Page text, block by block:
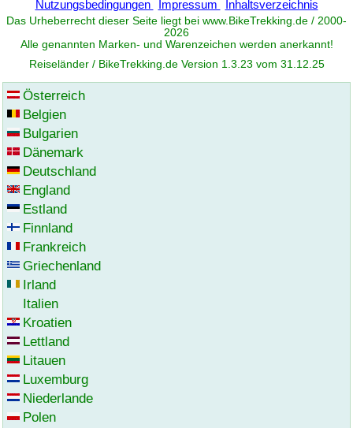
Nutzungsbedingungen
Impressum Inhaltsverzeichnis
Das Urheberrecht dieser Seite liegt bei www. BikeTrekking.de / 2000-
2026
Alle genannten Marken- und Warenzeichen werden anerkannt!
Reiseländer / BikeTrekking.de Version 1.3.23 vom 31.12.25
Österreich
Belgien
Bulgarien
Dänemark
Deutschland
England
Estland
Finnland
Frankreich
Griechenland
Irland
Italien
Kroatien
Lettland
Litauen
Luxemburg
Niederlande
Polen